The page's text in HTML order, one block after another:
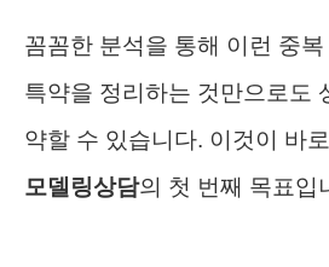
꼼꼼한 분석을 통해 이런 중
특약을 정리하는 것만으로도
약할 수 있습니다. 이것이 바
모델링상담의 첫 번째 목표입